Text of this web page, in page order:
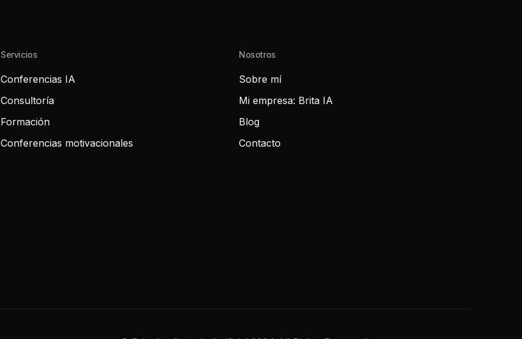
Servicios
Conferencias IA
Consultoría
Formación
Conferencias motivacionales
Nosotros
Sobre mí
Mi empresa: Brita IA
Blog
Contacto